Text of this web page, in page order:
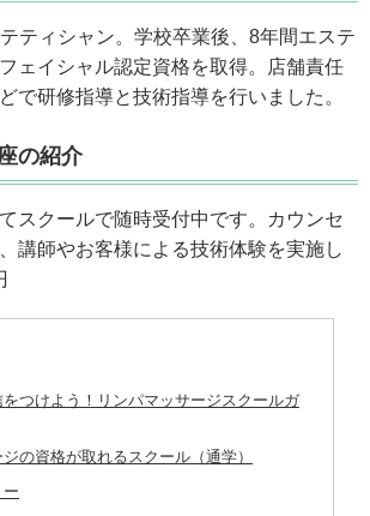
ティシャン。学校卒業後、8年間エステ
ェイシャル認定資格を取得。店舗責任
で研修指導と技術指導を行いました。
の紹介
スクールで随時受付中です。カウンセ
講師やお客様による技術体験を実施し
つけよう！リンパマッサージスクールガ
の資格が取れるスクール（通学）
ー